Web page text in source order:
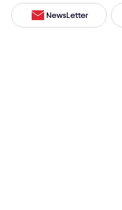
NewsLetter